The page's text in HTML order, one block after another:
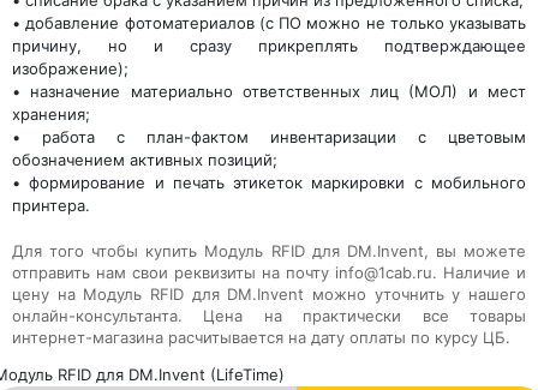
• добавление фотоматериалов (с ПО можно не только указывать
причину, но и сразу прикреплять подтверждающее
изображение);
• назначение материально ответственных лиц (МОЛ) и мест
хранения;
• работа с план-фактом инвентаризации с цветовым
обозначением активных позиций;
• формирование и печать этикеток маркировки с мобильного
принтера.
Для того чтобы купить Модуль RFID для DM.Invent, вы можете
отправить нам свои реквизиты на почту info@1cab.ru. Наличие и
цену на Модуль RFID для DM.Invent можно уточнить у нашего
онлайн-консультанта. Цена на практически все товары
интернет-магазина расчитывается на дату оплаты по курсу ЦБ.
RFID для DM.Invent (LifeTime)